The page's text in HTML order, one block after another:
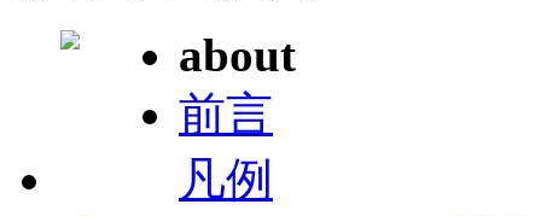
about
前言
凡例